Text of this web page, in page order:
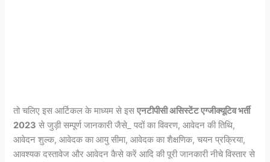
तो चलिए इस आर्टिकल के माध्यम से इसएनटीपीसी असिस्टेंट एग्जीक्यूटिव भर्ती
2023 से जुड़ी सम्पूर्ण जानकारी जैसे_ पदों का विवरण, आवेदन की तिथि,
आवेदन शुल्क, आवेदक का आयु सीमा, आवेदक का शैक्षणिक, चयन प्रक्रिया,
आवश्यक दस्तावेज और आवेदन कैसे करें आदि की पूरी जानकारी नीचे विस्तार से